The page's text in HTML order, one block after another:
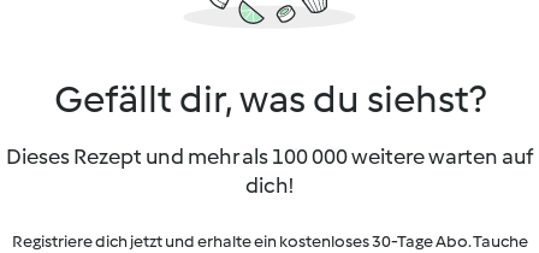
Gefällt dir, was du siehst?
Dieses Rezept und mehr als 100 000 weitere warten auf
dich!
Registriere dich jetzt und erhalte ein kostenloses 30-Tage Abo. Tauche